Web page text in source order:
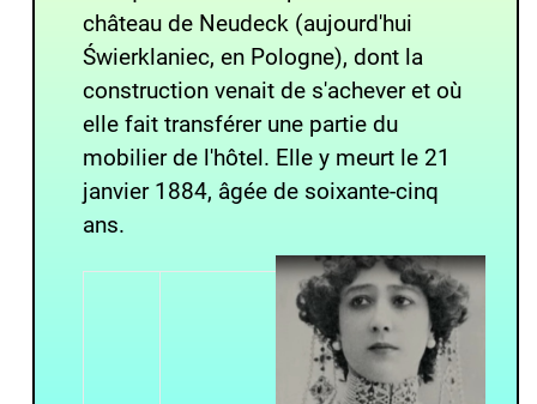
château de Neudeck (aujourd'hui
Świerklaniec, en Pologne), dont la
construction venait de s'achever et où
elle fait transférer une partie du
mobilier de l'hôtel. Elle y meurt le 21
janvier 1884, âgée de soixante-cinq
ans.